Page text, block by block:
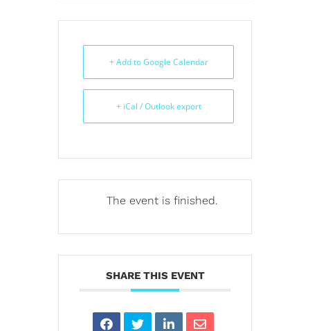
+ Add to Google Calendar
+ iCal / Outlook export
The event is finished.
SHARE THIS EVENT